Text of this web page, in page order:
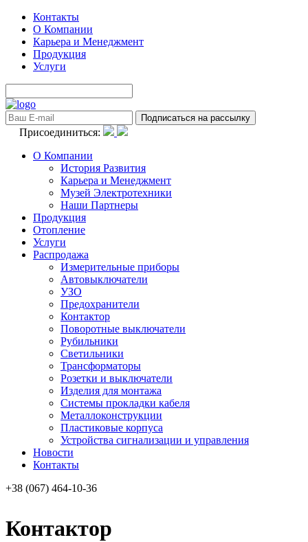
Контакты
О Компании
Карьера и Менеджмент
Продукция
Услуги
Присоединиться:
О Компании
История Развития
Карьера и Менеджмент
Музей Электротехники
Наши Партнеры
Продукция
Отопление
Услуги
Распродажа
Измерительные приборы
Автовыключатели
УЗО
Предохранители
Контактор
Поворотные выключатели
Рубильники
Светильники
Трансформаторы
Розетки и выключатели
Изделия для монтажа
Системы прокладки кабеля
Металлоконcтрукции
Пластиковые корпуса
Устройства сигнализации и управления
Новости
Контакты
+38 (067) 464-10-36
Контактор